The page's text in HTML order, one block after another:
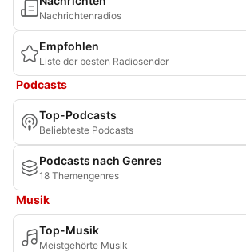
Nachrichtenradios
Empfohlen
Liste der besten Radiosender
Podcasts
Top-Podcasts
Beliebteste Podcasts
Podcasts nach Genres
18 Themengenres
Musik
Top-Musik
Meistgehörte Musik